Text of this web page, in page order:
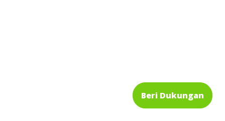
Beri Dukungan